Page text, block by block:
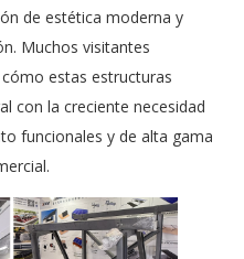
de estética moderna y
Muchos visitantes
estas estructuras
con la creciente necesidad
funcionales y de alta gama